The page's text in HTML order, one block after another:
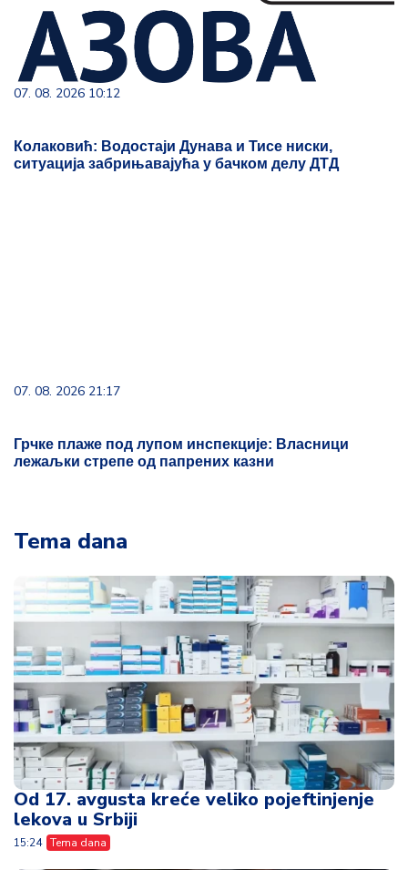
07. 08. 2026 10:12
Колаковић: Водостаји Дунава и Тисе ниски,
ситуација забрињавајућа у бачком делу ДТД
Od 17. avgusta kreće veliko pojeftinjenje
lekova u Srbiji
15:24 Tema dana